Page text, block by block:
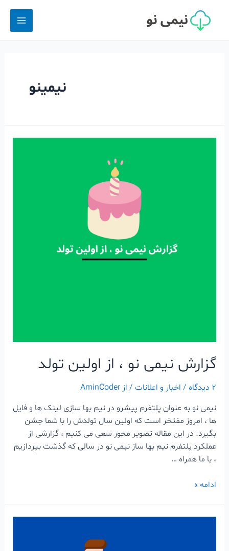
نیمینو
گزارش نیمی نو ، از اولین تولد
۲ دیدگاه / اخبار و اعلانات / از AminCoder
نیمی نو به عنوان پلتفرم پیشرو در نیم بها سازی لینک ها و فایل
ها ، امروز مفتخر است که اولین سال تولدش را با شما جشن
بگیرد. در این مقاله تصویر محور سعی می کنیم ، گزارشی از
عملکرد پلتفرم نیم بها ساز نیمی نو در سالی که گذشت بپردازیم
، با ما همراه …
ادامه »